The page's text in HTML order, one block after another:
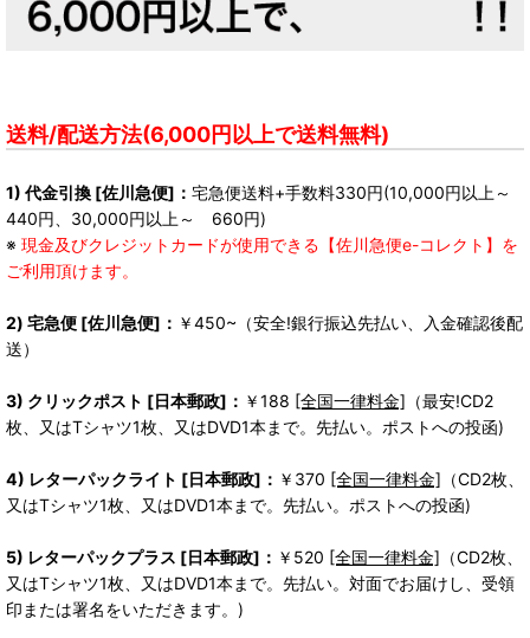
送料/配送方法(6,000円以上で送料無料)
1) 代金引換 [佐川急便]： 宅急便送料+手数料330円(10,000円以上～
440円、30,000円以上～ 660円)
※ 現金及びクレジットカードが使用できる【佐川急便e-コレクト】を
ご利用頂けます。
2) 宅急便 [佐川急便]： ￥450~（安全!銀行振込先払い、入金確認後配
送）
3) クリックポスト [日本郵政]： ￥188 [全国一律料金] （最安!CD2
枚、又はTシャツ1枚、又はDVD1本まで。先払い。ポストへの投函)
4) レターパックライト [日本郵政]： ￥370 [全国一律料金] （CD2枚、
又はTシャツ1枚、又はDVD1本まで。先払い。ポストへの投函)
5) レターパックプラス [日本郵政]： ￥520 [全国一律料金] （CD2枚、
又はTシャツ1枚、又はDVD1本まで。先払い。対面でお届けし、受領
印または署名をいただきます。)